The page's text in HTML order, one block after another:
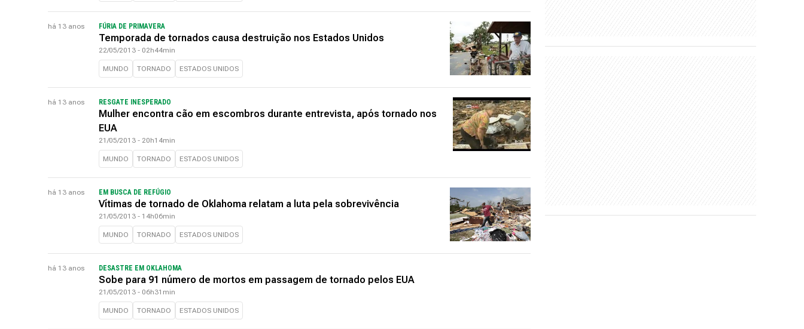
há 13 anos FÚRIA DE PRIMAVERA
Temporada de tornados causa destruição nos Estados Unidos
22/05/2013 - 02h44min
MUNDO TORNADO ESTADOS UNIDOS
há 13 anos RESGATE INESPERADO
Mulher encontra cão em escombros durante entrevista, após tornado nos
EUA
21/05/2013 - 20h14min
MUNDO TORNADO ESTADOS UNIDOS
há 13 anos EM BUSCA DE REFÚGIO
Vítimas de tornado de Oklahoma relatam a luta pela sobrevivência
21/05/2013 - 14h06min
MUNDO TORNADO ESTADOS UNIDOS
há 13 anos DESASTRE EM OKLAHOMA
Sobe para 91 número de mortos em passagem de tornado pelos EUA
21/05/2013 - 06h31min
MUNDO TORNADO ESTADOS UNIDOS